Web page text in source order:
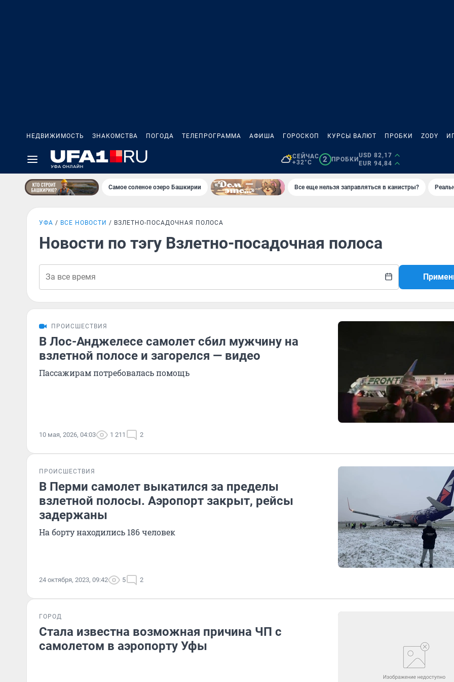
НЕДВИЖИМОСТЬ ЗНАКОМСТВА ПОГОДА ТЕЛЕПРОГРАММА АФИША ГОРОСКОП КУРСЫ ВАЛЮТ ПРОБКИ ZODY
СЕЙЧАС
+32°C
2 ПРОБКИ
USD 82,17
EUR 94,84
Самое соленое озеро Башкирии Все еще нельзя заправляться в канистры?
УФА ВСЕ НОВОСТИ ВЗЛЕТНО-ПОСАДОЧНАЯ ПОЛОСА
Новости по тэгу Взлетно-посадочная полоса
ПРОИСШЕСТВИЯ
В Лос-Анджелесе самолет сбил мужчину на
взлетной полосе и загорелся — видео
Пассажирам потребовалась помощь
10 мая, 2026, 04:03 1 211 2
ПРОИСШЕСТВИЯ
В Перми самолет выкатился за пределы
взлетной полосы. Аэропорт закрыт, рейсы
задержаны
На борту находились 186 человек
24 октября, 2023, 09:42 5 2
ГОРОД
Стала известна возможная причина ЧП с
самолетом в аэропорту Уфы